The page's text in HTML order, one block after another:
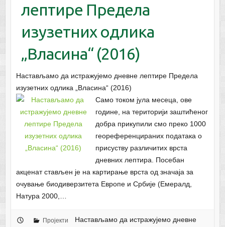
лептире Предела
изузетних одлика
„Власина“ (2016)
Настављамо да истражујемо дневне лептире Предела
изузетних одлика „Власина“ (2016)
Само током јула месеца, ове
године, на територији заштићеног
добра прикупили смо преко 1000
геореференцираних података о
присуству различитих врста
дневних лептира. Посебан
акценат стављен је на картирање врста од значаја за
очување биодиверзитета Европе и Србије (Емералд,
Натура 2000,…
Пројекти
Настављамо да истражујемо дневне